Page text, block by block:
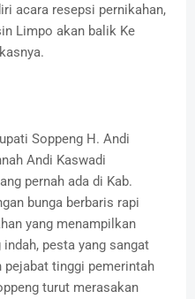
acara resepsi pernikahan,
Limpo akan balik Ke
Soppeng H. Andi
Andi Kaswadi
pernah ada di Kab.
bunga berbaris rapi
yang menampilkan
pesta yang sangat
tinggi pemerintah
turut merasakan